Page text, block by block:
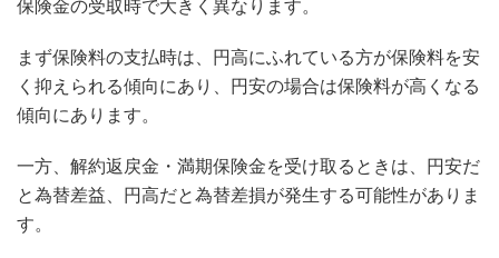
保険金の受取時で大きく異なります。
まず保険料の支払時は、円高にふれている方が保険料を安
く抑えられる傾向にあり、円安の場合は保険料が高くなる
傾向にあります。
一方、解約返戻金・満期保険金を受け取るときは、円安だ
と為替差益、円高だと為替差損が発生する可能性がありま
す。